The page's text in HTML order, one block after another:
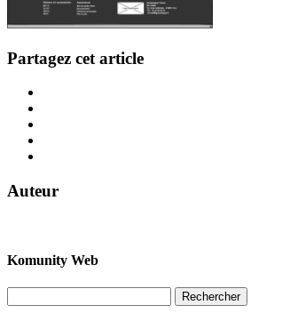
Partagez cet article
Auteur
Komunity Web